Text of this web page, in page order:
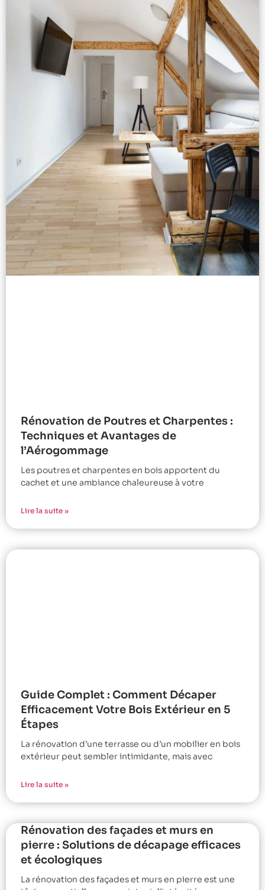
Rénovation de Poutres et Charpentes :
Techniques et Avantages de
l’Aérogommage
Les poutres et charpentes en bois apportent du
cachet et une ambiance chaleureuse à votre
Lire la suite »
Guide Complet : Comment Décaper
Efficacement Votre Bois Extérieur en 5
Étapes
La rénovation d’une terrasse ou d’un mobilier en bois
extérieur peut sembler intimidante, mais avec
Lire la suite »
Rénovation des façades et murs en
pierre : Solutions de décapage efficaces
et écologiques
La rénovation des façades et murs en pierre est une